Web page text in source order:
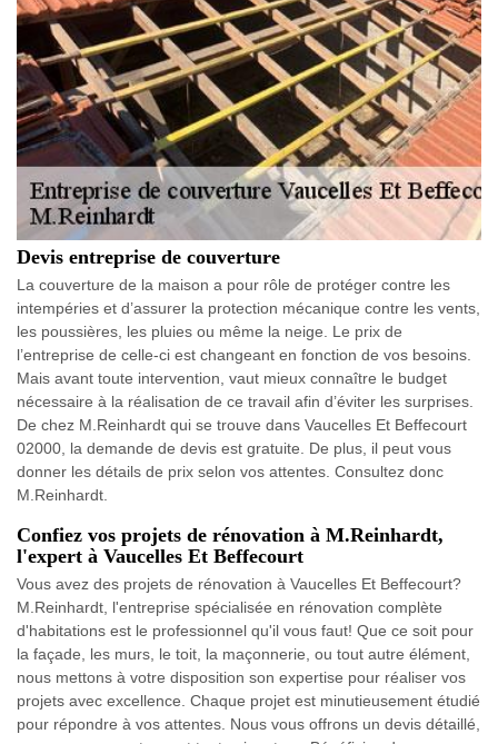
Devis entreprise de couverture
La couverture de la maison a pour rôle de protéger contre les
intempéries et d’assurer la protection mécanique contre les vents,
les poussières, les pluies ou même la neige. Le prix de
l’entreprise de celle-ci est changeant en fonction de vos besoins.
Mais avant toute intervention, vaut mieux connaître le budget
nécessaire à la réalisation de ce travail afin d’éviter les surprises.
De chez M.Reinhardt qui se trouve dans Vaucelles Et Beffecourt
02000, la demande de devis est gratuite. De plus, il peut vous
donner les détails de prix selon vos attentes. Consultez donc
M.Reinhardt.
Confiez vos projets de rénovation à M.Reinhardt,
l'expert à Vaucelles Et Beffecourt
Vous avez des projets de rénovation à Vaucelles Et Beffecourt?
M.Reinhardt, l'entreprise spécialisée en rénovation complète
d'habitations est le professionnel qu'il vous faut! Que ce soit pour
la façade, les murs, le toit, la maçonnerie, ou tout autre élément,
nous mettons à votre disposition son expertise pour réaliser vos
projets avec excellence. Chaque projet est minutieusement étudié
pour répondre à vos attentes. Nous vous offrons un devis détaillé,